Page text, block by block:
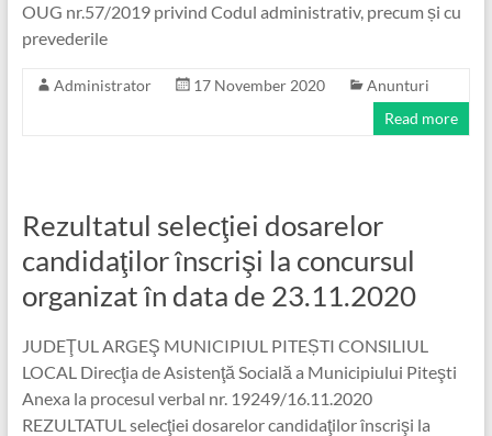
OUG nr.57/2019 privind Codul administrativ, precum și cu
prevederile
Administrator 17 November 2020
Anunturi
Read more
Rezultatul selecţiei dosarelor
candidaţilor înscrişi la concursul
organizat în data de 23.11.2020
JUDEŢUL ARGEŞ MUNICIPIUL PITEȘTI CONSILIUL
LOCAL Direcţia de Asistenţă Socială a Municipiului Piteşti
Anexa la procesul verbal nr. 19249/16.11.2020
REZULTATUL selecţiei dosarelor candidaţilor înscrişi la